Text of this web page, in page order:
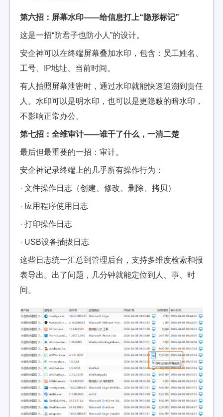
第六招：屏幕水印——给信息打上“隐形标记”
这是一招“防君子也防小人”的设计。
安企神可以在终端屏幕叠加水印，包含：员工姓名、
工号、IP地址、当前时间。
有人拍照屏幕泄密时，通过水印就能快速追溯到责任
人。水印可以是明水印，也可以是更隐蔽的暗水印，
不影响正常办公。
第七招：全维审计——谁干了什么，一清二楚
最后但最重要的一招：审计。
安企神记录终端上的几乎所有操作行为：
· 文件操作日志（创建、修改、删除、拷贝）
· 应用程序使用日志
· 打印操作日志
· USB设备插拔日志
这些日志统一汇总到管理后台，支持多维度检索和报
表导出。出了问题，几分钟就能定位到人、事、时
间。